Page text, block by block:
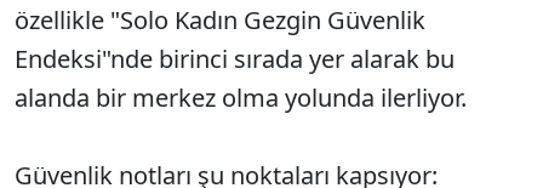
özellikle "Solo Kadın Gezgin Güvenlik
Endeksi"nde birinci sırada yer alarak bu
alanda bir merkez olma yolunda ilerliyor.
Güvenlik notları şu noktaları kapsıyor: